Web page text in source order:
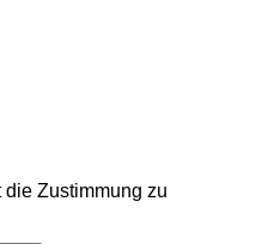
die Zustimmung zu